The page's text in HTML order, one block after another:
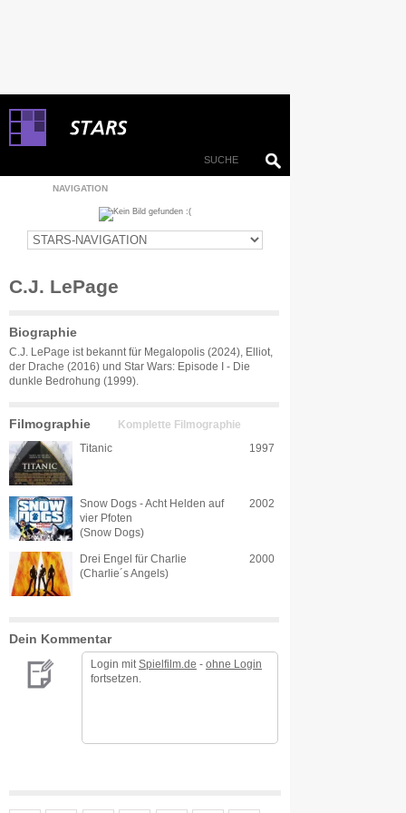
NAVIGATION
C.J. LePage
Biographie
C.J. LePage ist bekannt für Megalopolis (2024), Elliot,
der Drache (2016) und Star Wars: Episode I - Die
dunkle Bedrohung (1999).
Filmographie Komplette Filmographie
Titanic 1997
Snow Dogs - Acht Helden auf
vier Pfoten
(Snow Dogs)
2002
Drei Engel für Charlie
(Charlie´s Angels)
2000
Dein Kommentar
Login mit Spielfilm.de - ohne Login
fortsetzen.